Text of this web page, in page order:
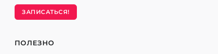
ЗАПИСАТЬСЯ!
ПОЛЕЗНО